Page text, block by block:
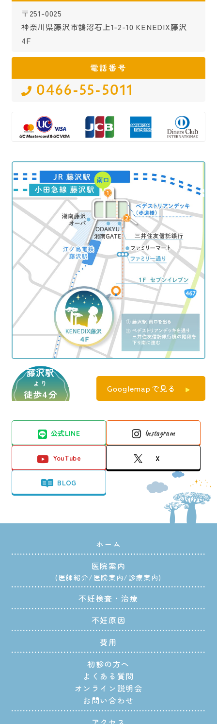
〒251-0025
神奈川県藤沢市鵠沼石上1-2-10 KENEDIX藤沢
4F
電話番号
0466-55-5011
藤沢駅
より
徒歩4分 Googlemapで見る
公式LINE Instagram
YouTube X
BLOG
ホーム
医院案内
医師紹介 医院案内 診療案内
不妊検査・治療
不妊原因
費用
初診の方へ
よくある質問
オンライン説明会
お問い合わせ